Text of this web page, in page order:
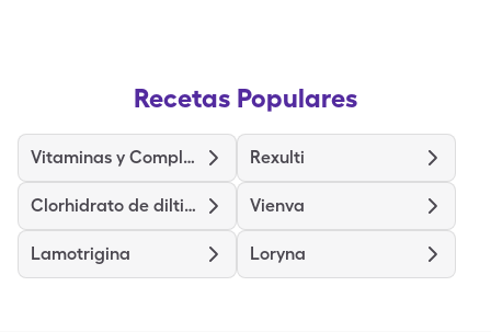
Recetas Populares
Vitaminas y Complejo B Rexulti
Clorhidrato de diltiazem Vienva
Lamotrigina Loryna